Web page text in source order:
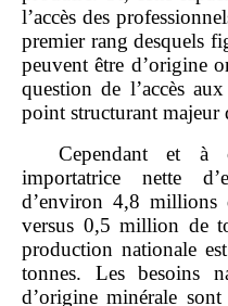
l’accès des
premier rang desquels
peuvent être d’origine
question de l’accès
point structurant majeur
Cependant et à
importatrice nette
d’environ 4,8 millions
versus 0,5 million de
production nationale
tonnes. Les besoins
d’origine minérale